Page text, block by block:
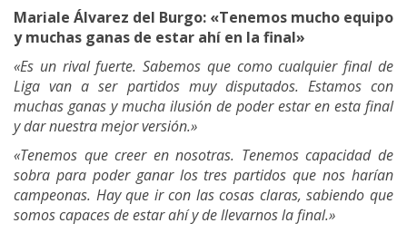
Mariale Álvarez del Burgo: «Tenemos mucho equipo
y muchas ganas de estar ahí en la final»
«Es un rival fuerte. Sabemos que como cualquier final de
Liga van a ser partidos muy disputados. Estamos con
muchas ganas y mucha ilusión de poder estar en esta final
y dar nuestra mejor versión.»
«Tenemos que creer en nosotras. Tenemos capacidad de
sobra para poder ganar los tres partidos que nos harían
campeonas. Hay que ir con las cosas claras, sabiendo que
somos capaces de estar ahí y de llevarnos la final.»